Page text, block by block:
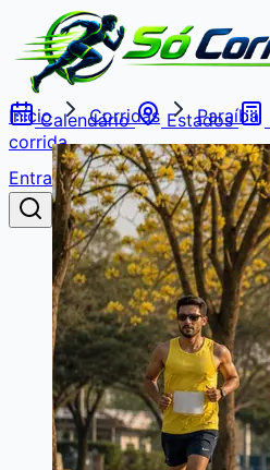
Calendário Estados
corrida
Entrar
Buscar
Início Corridas Paraíba